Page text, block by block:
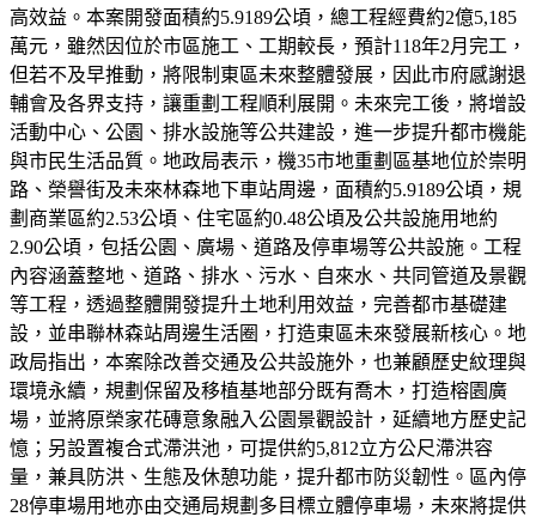
高效益。本案開發面積約5.9189公頃，總工程經費約2億5,185
萬元，雖然因位於市區施工、工期較長，預計118年2月完工，
但若不及早推動，將限制東區未來整體發展，因此市府感謝退
輔會及各界支持，讓重劃工程順利展開。未來完工後，將增設
活動中心、公園、排水設施等公共建設，進一步提升都市機能
與市民生活品質。地政局表示，機35市地重劃區基地位於崇明
路、榮譽街及未來林森地下車站周邊，面積約5.9189公頃，規
劃商業區約2.53公頃、住宅區約0.48公頃及公共設施用地約
2.90公頃，包括公園、廣場、道路及停車場等公共設施。工程
內容涵蓋整地、道路、排水、污水、自來水、共同管道及景觀
等工程，透過整體開發提升土地利用效益，完善都市基礎建
設，並串聯林森站周邊生活圈，打造東區未來發展新核心。地
政局指出，本案除改善交通及公共設施外，也兼顧歷史紋理與
環境永續，規劃保留及移植基地部分既有喬木，打造榕園廣
場，並將原榮家花磚意象融入公園景觀設計，延續地方歷史記
憶；另設置複合式滯洪池，可提供約5,812立方公尺滯洪容
量，兼具防洪、生態及休憩功能，提升都市防災韌性。區內停
28停車場用地亦由交通局規劃多目標立體停車場，未來將提供